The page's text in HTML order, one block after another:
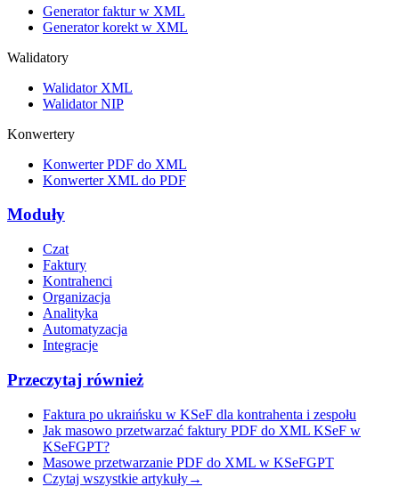
Generator faktur w XML
Generator korekt w XML
Walidatory
Walidator XML
Walidator NIP
Konwertery
Konwerter PDF do XML
Konwerter XML do PDF
Moduły
Czat
Faktury
Kontrahenci
Organizacja
Analityka
Automatyzacja
Integracje
Przeczytaj również
Faktura po ukraińsku w KSeF dla kontrahenta i zespołu
Jak masowo przetwarzać faktury PDF do XML KSeF w
KSeFGPT?
Masowe przetwarzanie PDF do XML w KSeFGPT
Czytaj wszystkie artykuły→